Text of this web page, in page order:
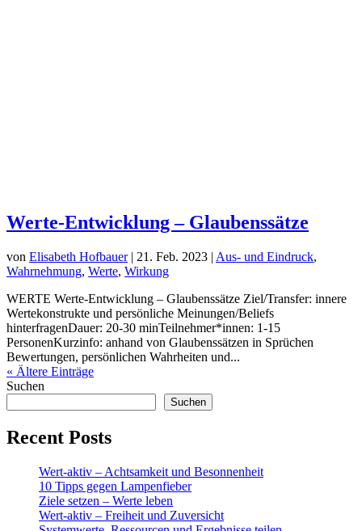
Werte-Entwicklung – Glaubenssätze
von Elisabeth Hofbauer| 21. Feb. 2023 | Aus- und Eindruck,
Wahrnehmung, Werte, Wirkung
WERTE Werte-Entwicklung – Glaubenssätze Ziel/Transfer: innere
Wertekonstrukte und persönliche Meinungen/Beliefs
hinterfragenDauer: 20-30 minTeilnehmer*innen: 1-15
PersonenKurzinfo: anhand von Glaubenssätzen in Sprüchen
Bewertungen, persönlichen Wahrheiten und...
« Ältere Einträge
Suchen
Suchen
Recent Posts
Wert-aktiv – Achtsamkeit und Besonnenheit
10 Tipps gegen Lampenfieber
Ziele setzen – Werte leben
Wert-aktiv – Freiheit und Zuversicht